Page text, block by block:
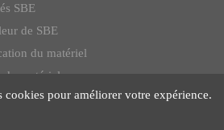
SBE
de SBE
du matériel
du matériel
cookies pour améliorer votre expérience.